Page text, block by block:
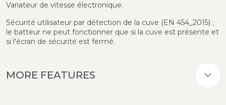
Variateur de vitesse électronique.
Sécurité utilisateur par détection de la cuve (EN 454_2015) ;
le batteur ne peut fonctionner que si la cuve est présente et
si l'écran de sécurité est fermé.
MORE FEATURES